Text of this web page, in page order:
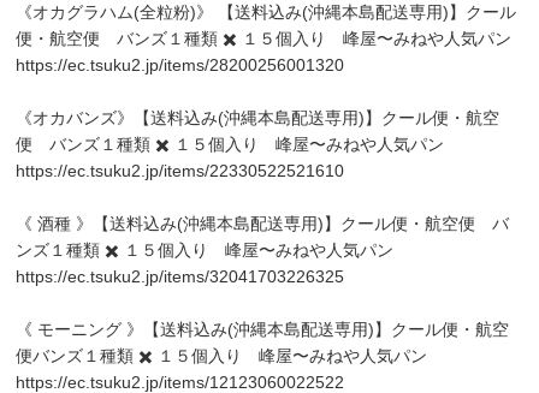
《オカグラハム(全粒粉)》 【送料込み(沖縄本島配送専用)】クール
便・航空便 バンズ１種類 ✖️ １５個入り 峰屋〜みねや人気パン
https://ec.tsuku2.jp/items/28200256001320
《オカバンズ》【送料込み(沖縄本島配送専用)】クール便・航空
便 バンズ１種類 ✖️ １５個入り 峰屋〜みねや人気パン
https://ec.tsuku2.jp/items/22330522521610
《 酒種 》【送料込み(沖縄本島配送専用)】クール便・航空便 バ
ンズ１種類 ✖️ １５個入り 峰屋〜みねや人気パン
https://ec.tsuku2.jp/items/32041703226325
《 モーニング 》【送料込み(沖縄本島配送専用)】クール便・航空
便バンズ１種類 ✖️ １５個入り 峰屋〜みねや人気パン
https://ec.tsuku2.jp/items/12123060022522